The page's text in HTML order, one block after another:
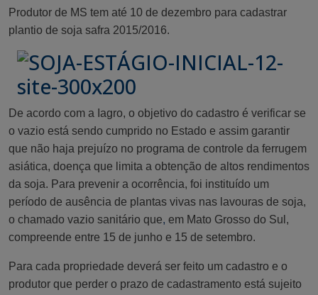
Produtor de MS tem até 10 de dezembro para cadastrar
plantio de soja safra 2015/2016.
De acordo com a Iagro, o objetivo do cadastro é verificar se
o vazio está sendo cumprido no Estado e assim garantir
que não haja prejuízo no programa de controle da ferrugem
asiática, doença que limita a obtenção de altos rendimentos
da soja. Para prevenir a ocorrência, foi instituído um
período de ausência de plantas vivas nas lavouras de soja,
o chamado vazio sanitário que, em Mato Grosso do Sul,
compreende entre 15 de junho e 15 de setembro.
Para cada propriedade deverá ser feito um cadastro e o
produtor que perder o prazo de cadastramento está sujeito